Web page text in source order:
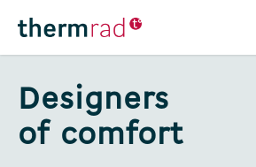
Designers
of comfort